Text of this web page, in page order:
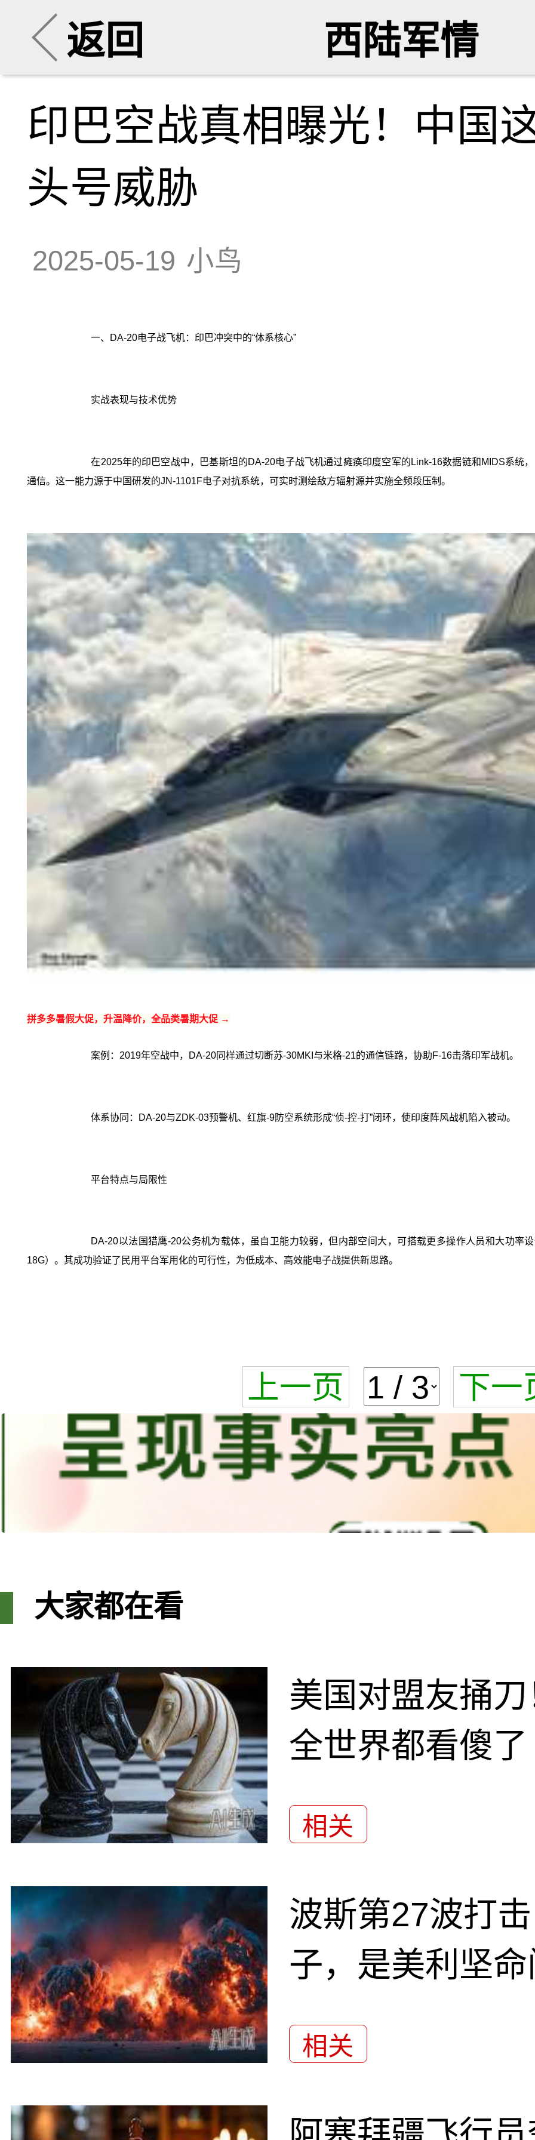
返回 西陆军情
印巴空战真相曝光！中国
头号威胁
2025-05-19 小鸟
一、DA-20电子战飞机：印巴冲突中的“体系核心”
实战表现与技术优势
在2025年的印巴空战中，巴基斯坦的DA-20电子战飞机通过瘫痪印度空军的Link-16数据链和MIDS系统
通信。这一能力源于中国研发的JN-1101F电子对抗系统，可实时测绘敌方辐射源并实施全频段压制。
拼多多暑假大促，升温降价，全品类暑期大促 →
案例：2019年空战中，DA-20同样通过切断苏-30MKI与米格-21的通信链路，协助F-16击落印军战机。
体系协同：DA-20与ZDK-03预警机、红旗-9防空系统形成“侦-控-打”闭环，使印度阵风战机陷入被动。
平台特点与局限性
DA-20以法国猎鹰-20公务机为载体，虽自卫能力较弱，但内部空间大，可搭载更多操作人员和大功率
18G）。其成功验证了民用平台军用化的可行性，为低成本、高效能电子战提供新思路。
上一页 下一
大家都在看
美国对盟友捅
全世界都看傻了
相关
波斯第27波打
子，是美利坚
相关